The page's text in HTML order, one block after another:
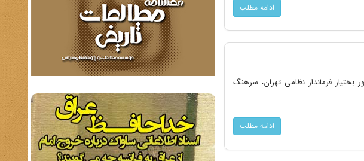
ادامه مطلب
فرماندار نظامی تهران، سرهنگ
ادامه مطلب